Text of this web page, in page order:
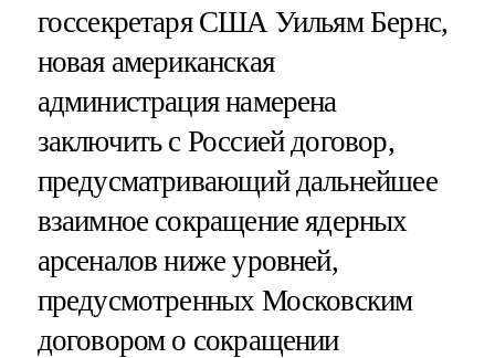
госсекретаря США Уильям Бернс,
новая американская
администрация намерена
заключить с Россией договор,
предусматривающий дальнейшее
взаимное сокращение ядерных
арсеналов ниже уровней,
предусмотренных Московским
договором о сокращении